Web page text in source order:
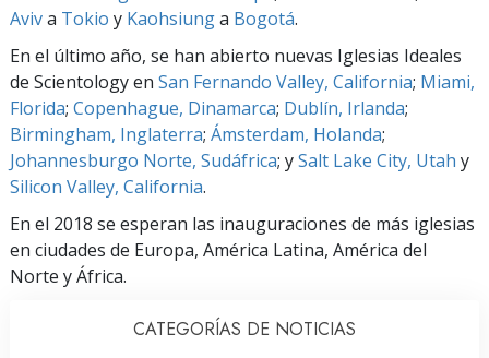
Aviva Tokio y Kaohsiunga Bogotá.
En el último año, se han abierto nuevas Iglesias Ideales
de Scientology en San Fernando Valley, California; Miami,
Florida; Copenhague, Dinamarca; Dublín, Irlanda;
Birmingham, Inglaterra; Ámsterdam, Holanda;
Johannesburgo Norte, Sudáfrica; ySalt Lake City, Utah y
Silicon Valley, California.
En el 2018 se esperan las inauguraciones de más iglesias
en ciudades de Europa, América Latina, América del
Norte y África.
CATEGORÍAS DE NOTICIAS